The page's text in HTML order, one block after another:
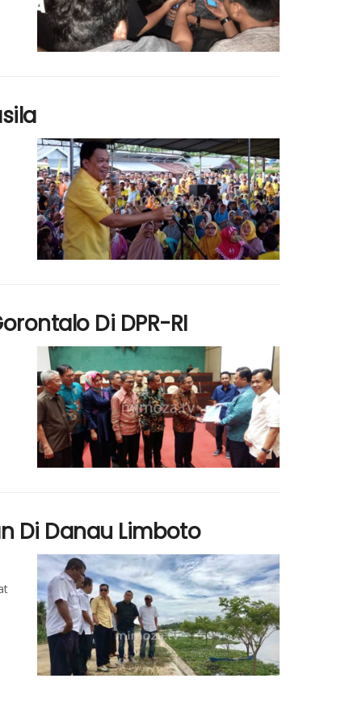
Di DPR-RI
Di Danau Limboto